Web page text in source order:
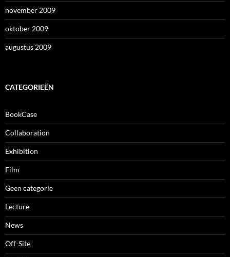
november 2009
oktober 2009
augustus 2009
CATEGORIEËN
BookCase
Collaboration
Exhibition
Film
Geen categorie
Lecture
News
Off-Site